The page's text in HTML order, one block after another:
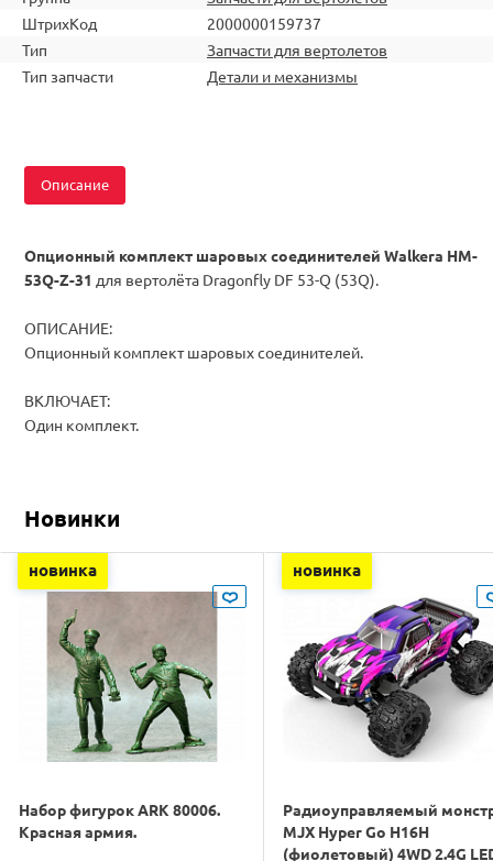
ШтрихКод
2000000159737
Тип
Запчасти для вертолетов
Тип запчасти
Детали и механизмы
Описание
Опционный комплект шаровых соединителей Walkera HM-
53Q-Z-31 для вертолёта Dragonfly DF 53-Q (53Q).
ОПИСАНИЕ:
Опционный комплект шаровых соединителей.
ВКЛЮЧАЕТ:
Один комплект.
Новинки
новинка
Набор фигурок ARK 80006.
Красная армия.
новинка
Радиоуправляемый
MJX Hyper Go H16H
(фиолетовый) 4WD 2.4G